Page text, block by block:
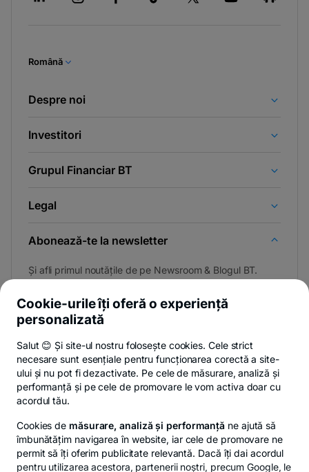
Română
Despre noi
Investitori
Grupul Financiar BT
Legal
Abonează-te la newsletter
Și afli primul noutățile de pe Newsroom & Blogul BT.
Privacy HubPolitica de confidențialitatePolitica de cookies
© Copyright 2026 Banca Transilvania. Toate drepturile
Cookie-urile îți oferă o experiență
personalizată
Salut 😊 Și site-ul nostru folosește cookies. Cele strict
necesare sunt esențiale pentru funcționarea corectă a site-
ului și nu pot fi dezactivate. Pe cele de măsurare, analiză și
performanță și pe cele de promovare le vom activa doar cu
acordul tău.
Cookies de măsurare, analiză și performanță ne ajută să
îmbunătățim navigarea în website, iar cele de promovare ne
permit să îți oferim publicitate relevantă. Dacă îți dai acordul
pentru utilizarea acestora, partenerii noștri, precum Google, le